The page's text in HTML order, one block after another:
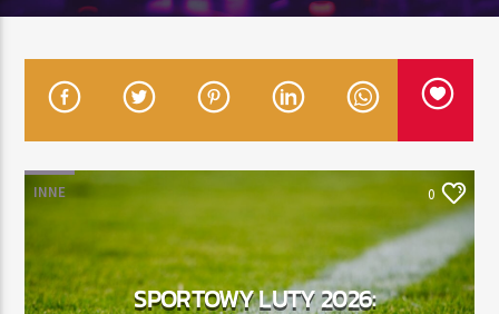
TERAZ GRAMY
TYTUŁ
ARTYSTA
TERAZ
INNE 0
SPORTOWY LUTY 2026: